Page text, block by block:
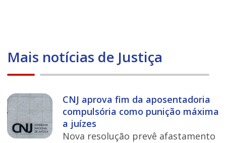
Mais notícias de Justiça
CNJ aprova fim da aposentadoria
compulsória como punição máxima
a juízes
Nova resolução prevê afastamento